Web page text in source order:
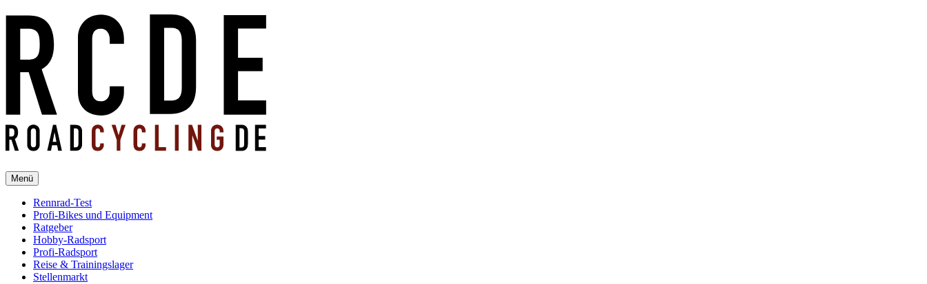
Menü
Rennrad-Test
Profi-Bikes und Equipment
Ratgeber
Hobby-Radsport
Profi-Radsport
Reise & Trainingslager
Stellenmarkt